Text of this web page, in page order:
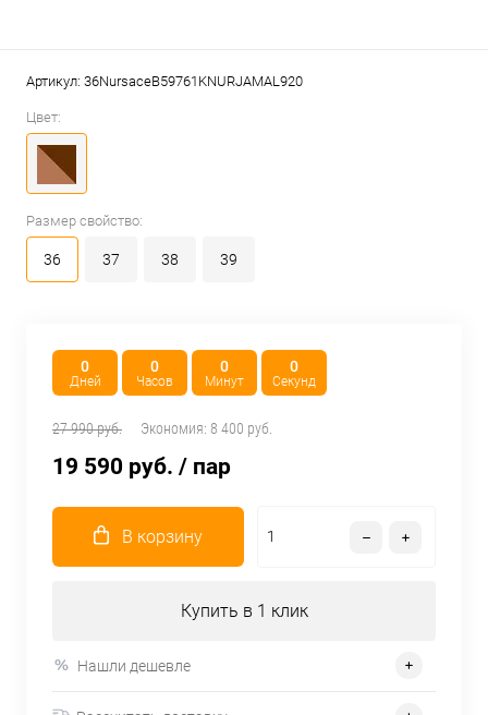
Артикул: 36NursaceB59761KNURJAMAL920
Цвет:
Размер свойство:
36 37 38 39
0
Дней
0
Часов
0
Минут
0
Секунд
27 990 руб. Экономия: 8 400 руб.
19 590 руб. / пар
В корзину
Купить в 1 клик
Нашли дешевле